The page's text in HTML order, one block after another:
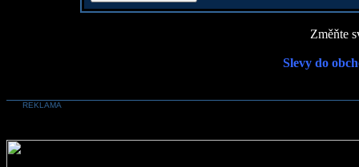
Změňte
Slevy do
REKLAMA